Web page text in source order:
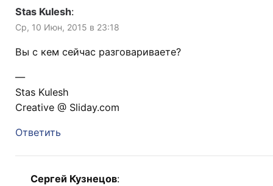
Stas Kulesh:
Ср, 10 Июн, 2015 в 23:18
Вы с кем сейчас разговариваете?
—
Stas Kulesh
Creative @ Sliday.com
Ответить
Сергей Кузнецов: